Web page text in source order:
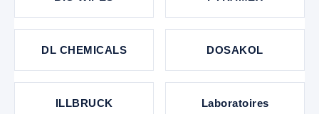
DL CHEMICALS DOSAKOL
ILLBRUCK
Laboratoires